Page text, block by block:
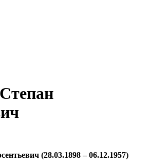
(28.03.1898 – 06.12.1957)